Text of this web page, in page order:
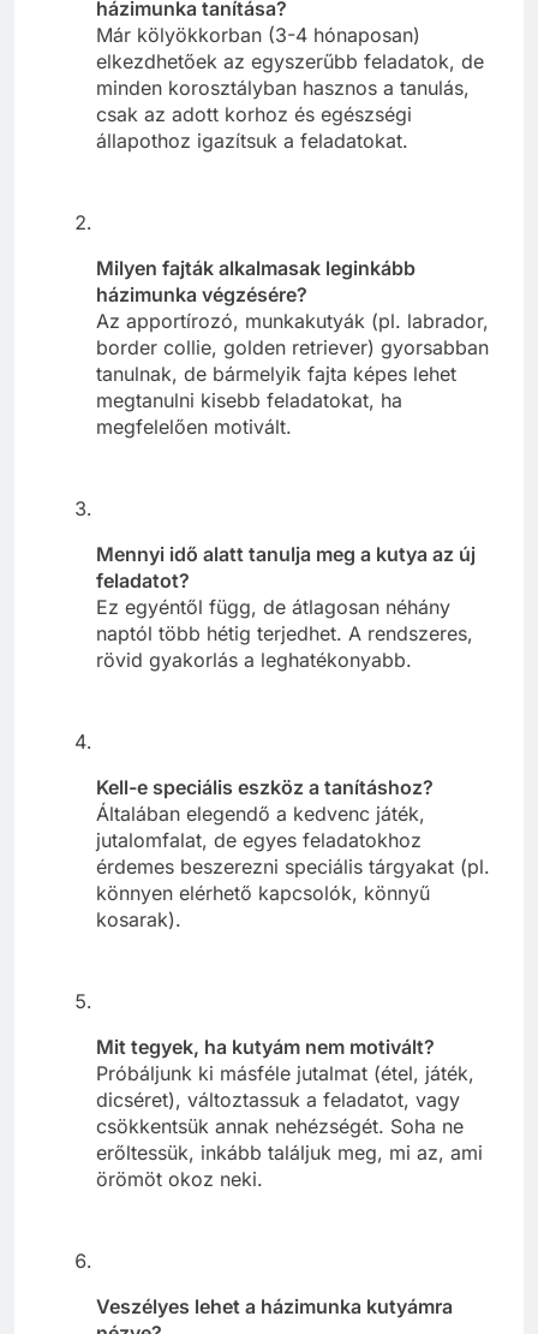
házimunka tanítása?
Már kölyökkorban (3-4 hónaposan)
elkezdhetőek az egyszerűbb feladatok, de
minden korosztályban hasznos a tanulás,
csak az adott korhoz és egészségi
állapothoz igazítsuk a feladatokat.
Milyen fajták alkalmasak leginkább
házimunka végzésére?
Az apportírozó, munkakutyák (pl. labrador,
border collie, golden retriever) gyorsabban
tanulnak, de bármelyik fajta képes lehet
megtanulni kisebb feladatokat, ha
megfelelően motivált.
Mennyi idő alatt tanulja meg a kutya az új
feladatot?
Ez egyéntől függ, de átlagosan néhány
naptól több hétig terjedhet. A rendszeres,
rövid gyakorlás a leghatékonyabb.
Kell-e speciális eszköz a tanításhoz?
Általában elegendő a kedvenc játék,
jutalomfalat, de egyes feladatokhoz
érdemes beszerezni speciális tárgyakat (pl.
könnyen elérhető kapcsolók, könnyű
kosarak).
Mit tegyek, ha kutyám nem motivált?
Próbáljunk ki másféle jutalmat (étel, játék,
dicséret), változtassuk a feladatot, vagy
csökkentsük annak nehézségét. Soha ne
erőltessük, inkább találjuk meg, mi az, ami
örömöt okoz neki.
Veszélyes lehet a házimunka kutyámra